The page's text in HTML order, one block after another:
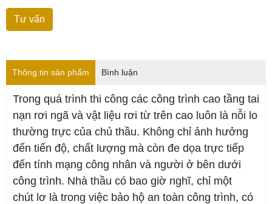
Thông tin sản phẩm Bình luận
Trong quá trình thi công các công trình cao tầng tai
nạn rơi ngã và vật liệu rơi từ trên cao luôn là nỗi lo
thường trực của chủ thầu. Không chỉ ảnh hưởng
đến tiến độ, chất lượng mà còn đe dọa trực tiếp
đến tính mạng công nhân và người ở bên dưới
công trình. Nhà thầu có bao giờ nghĩ, chỉ một
chút lơ là trong việc bảo hộ an toàn công trình, có